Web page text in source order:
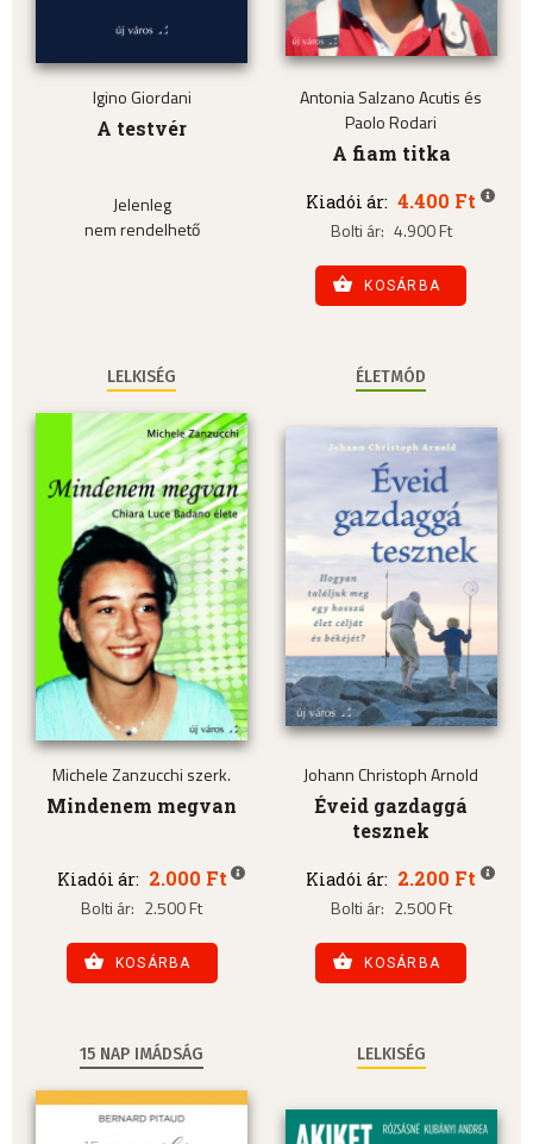
Igino Giordani
A testvér
Jelenleg
nem rendelhető
Antonia Salzano Acutis és
Paolo Rodari
A fiam titka
Kiadói ár: 4.400 Ft
Bolti ár: 4.900 Ft
KOSÁRBA
LELKISÉG
Michele Zanzucchi szerk.
Mindenem megvan
Kiadói ár: 2.000 Ft
Bolti ár: 2.500 Ft
KOSÁRBA
ÉLETMÓD
Johann Christoph Arnold
Éveid gazdaggá
tesznek
Kiadói ár: 2.200 Ft
Bolti ár: 2.500 Ft
KOSÁRBA
15 NAP IMÁDSÁG LELKISÉG